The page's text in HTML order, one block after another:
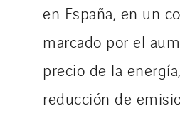
en España, en un
marcado por el
precio de la
reducción de